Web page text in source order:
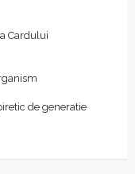
Cardului
de generatie